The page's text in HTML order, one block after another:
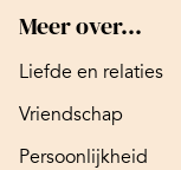
Meer over...
Liefde en relaties
Vriendschap
Persoonlijkheid